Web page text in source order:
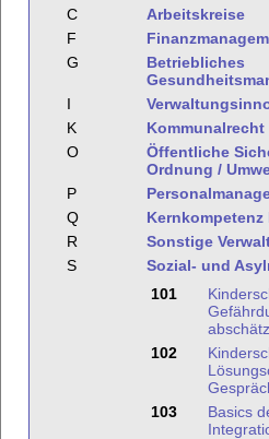
C
Arbeitskreise
F
G
Betriebliches
I
K
Kommunalrecht
O
Öffentliche
Ordnung /
P
Q
Kernkompetenz
R
Sonstige
S
Sozial- und
101
102
103
Basics